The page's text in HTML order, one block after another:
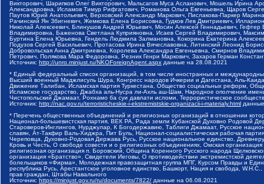
Викторович, Шарипков Олег Викторович, Мальсагов Муса Асланович, Мошель Ирина
Александровна, Исламов Тимур Рифгатович, Романова Ольга Евгеньевна, Щаров
Паутов Юрий Анатольевич, Верховский Александр Маркович, Пислакова-Паркер
Рачинский Ян Збигневич, Жемкова Елена Борисовна, Гудков Лев Дмитриевич,
Николай Алексеевич, Блинушов Андрей Юрьевич, Мосин Алексей Геннадьевич,
Владимировна, Баженова Светлана Куприяновна, Исаев Сергей Владимирович,
Буртина Елена Юрьевна, Гендель Людмила Залмановна, Кокорина Екатерина
Подузов Сергей Васильевич, Протасова Ирина Вячеславовна, Литинский Леонид
Добровольская Анна Дмитриевна, Королева Александра Евгеньевна, Смирнов
Петрович, Полякова Мара Федоровна, Резник Генри Маркович, Захаров Герман
Источник: http://unro.minjust.ru/NKOForeignAgent.aspx данные на 28.08.2021
* Единый федеральный список организаций, в том числе иностранных и
Высший военный Маджлисуль Шура, Конгресс народов Ичкерии и Дагестана, Аль-
Движение Талибан, Исламская партия Туркестана, Общество социальных реформ,
Исламское государство, Джабха аль-Нусра ли-Ахль аш-Шам, Народное ополчение
Чистопольский Джамаат, Рохнамо ба суи давлати исломи, Террористическое
Источник: http://nac.gov.ru/terroristicheskie-i-ekstremistskie-organizacii-i-materialy.html
* Перечень общественных объединений и религиозных организаций в отношении
Национал-большевистская партия, ВЕК РА, Рада земли Кубанской Духовно Родовой
Староверов-Инглингов, Нурджулар, К Богодержавию, Таблиги Джамаат, Русское
славян, Ат-Такфир Валь-Хиджра, Пит Буль, Национал-социалистическая рабочая
Череповца, Духовно-Родовая Держава Русь, Русское национальное единство,
Кровь и Честь, О свободе совести и о религиозных объединениях, Омская
религиозная организация п. Боровский, Община Коренного Русского народа
организация «Братство», Свидетели Иеговы, О противодействии экстремистской
болельщиков «Фирма», Молодежная правозащитная группа МПГ, Курсом Правды и
республика Русь, Арестантское уголовное единство, Башкорт, Нация и свобода,
прав граждан, Штабы Навального
Источник: https://minjust.gov.ru/ru/documents/7822/ данные на 06.08.2021